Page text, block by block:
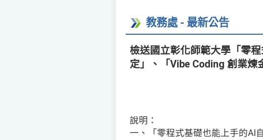
教務處 - 最新公告
檢送國立彰化師範大學「零
定」、「Vibe Coding 創業煉
說明：
一、「零程式基礎也能上手的AI